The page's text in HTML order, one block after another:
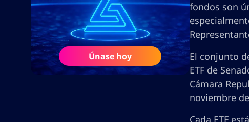
Únase hoy
fondos son
El conjunto
ETF de
Cámara
noviembre
Cada ETF